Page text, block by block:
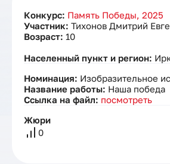
Конкурс: Память Победы, 2025
Участник: Тихонов Дмитрий
Возраст: 10
Населенный пункт и регион:
Номинация: Изобразительное
Название работы: Наша победа
Ссылка на файл: посмотреть
Жюри
0